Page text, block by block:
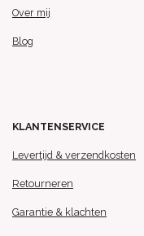
Over mij
Blog
KLANTENSERVICE
Levertijd & verzendkosten
Retourneren
Garantie & klachten